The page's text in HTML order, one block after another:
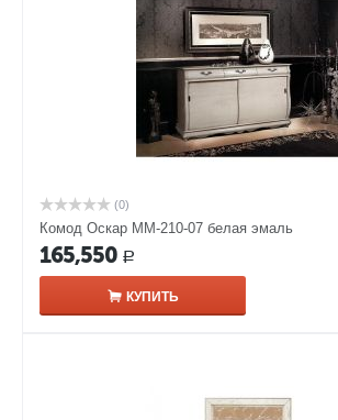
(0)
Комод Оскар ММ-210-07 белая эмаль
165,550 Р
КУПИТЬ